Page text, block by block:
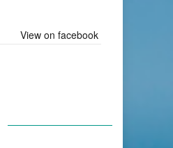
View on facebook